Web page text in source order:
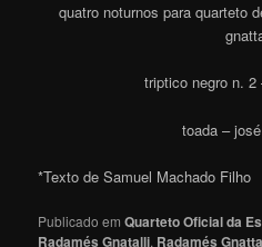
quatro noturnos para quarteto
triptico negro n. 2
toada –
*Texto de Samuel Machado Filho
Publicado em Quarteto Oficial da
Radamés Gnatalli, Radamés